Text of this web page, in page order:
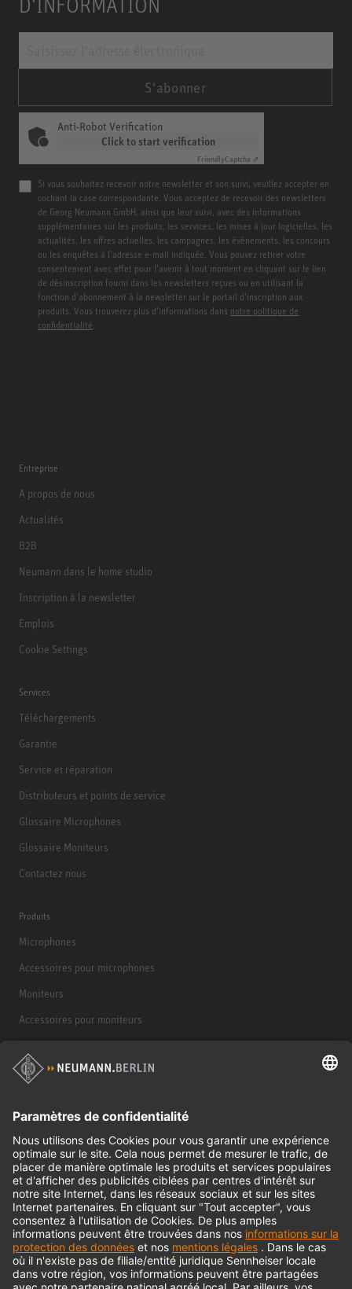
S'abonner
Anti-Robot Verification
Click to start verification
FriendlyCaptcha ⇗
Si vous souhaitez recevoir notre newsletter et son suivi, veuillez accepter en
cochant la case correspondante. Vous acceptez de recevoir des newsletters
de Georg Neumann GmbH, ainsi que leur suivi, avec des informations
supplémentaires sur les produits, les services, les mises à jour logicielles, les
actualités, les offres actuelles, les campagnes, les événements, les concours
ou les enquêtes à l’adresse e-mail indiquée. Vous pouvez retirer votre
consentement avec effet pour l’avenir à tout moment en cliquant sur le lien
de désinscription fourni dans les newsletters reçues ou en utilisant la
fonction d’abonnement à la newsletter sur le portail d’inscription aux
produits. Vous trouverez plus d’informations dans notre politique de
confidentialité.
Entreprise
A propos de nous
Actualités
B2B
Neumann dans le home studio
Inscription à la newsletter
Emplois
Cookie Settings
Services
Téléchargements
Garantie
Service et réparation
Distributeurs et points de service
Glossaire Microphones
Glossaire Moniteurs
Contactez nous
Produits
Microphones
Accessoires pour microphones
Moniteurs
Accessoires pour moniteurs
Produits historiques
© 2018 - 2026Georg Neumann GmbH